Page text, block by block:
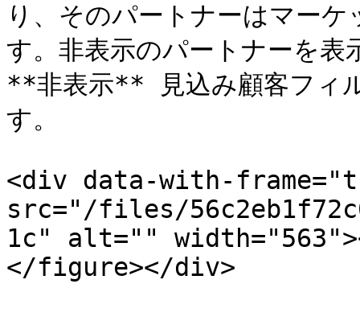
り、そのパートナーはマー
す。非表示のパートナーを
**非表示** 見込み顧客フィ
す。
<div data-with-
src="/files/
1c" alt=""
</figure></div>